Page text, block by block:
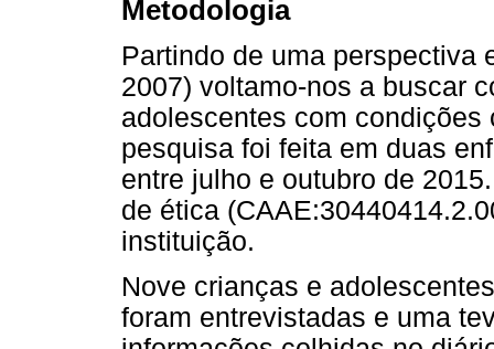
Metodologia
Partindo de uma perspectiva
2007) voltamo-nos a buscar
adolescentes com
pesquisa foi feita em duas
entre julho e outubro de
de ética
instituição.
Nove crianças e adolescentes
foram entrevistadas e uma